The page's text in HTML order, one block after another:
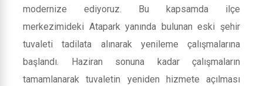
modernize ediyoruz. Bu kapsamda ilçe
merkezimideki Atapark yanında bulunan eski şehir
tuvaleti tadilata alınarak yenileme çalışmalarına
başlandı. Haziran sonuna kadar çalışmaların
tamamlanarak tuvaletin yeniden hizmete açılması